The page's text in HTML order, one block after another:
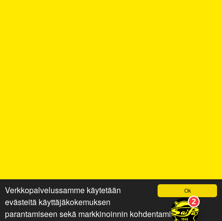
Ok
Verkkopalvelussamme käytetään
evästeitä käyttäjäkokemuksen
parantamiseen sekä markkinoinnin kohdentamiseen ja